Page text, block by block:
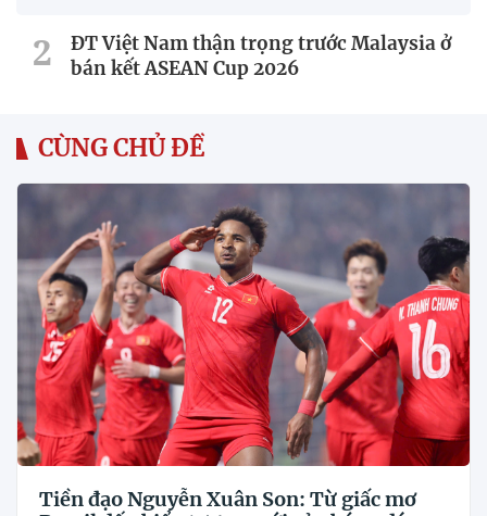
ĐT Việt Nam thận trọng trước Malaysia ở
bán kết ASEAN Cup 2026
CÙNG CHỦ ĐỀ
Tiền đạo Nguyễn Xuân Son: Từ giấc mơ